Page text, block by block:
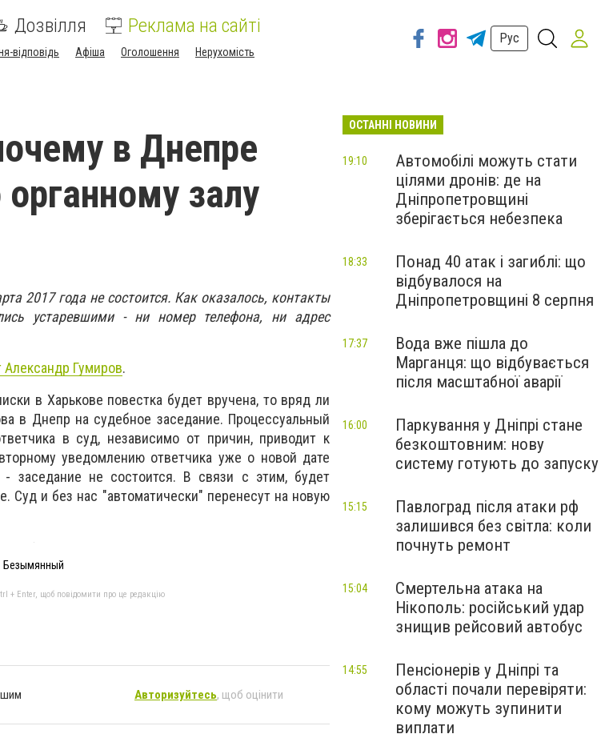
Дозвілля Реклама на сайті
відповідь Афіша Оголошення Нерухомість
Рус
в Днепре
залу
2017 года не состоится. Как оказалось, контакты
устаревшими - ни номер телефона, ни адрес
Александр Гумиров.
в Харькове повестка будет вручена, то вряд ли
в Днепр на судебное заседание. Процессуальный
в суд, независимо от причин, приводит к
уведомлению ответчика уже о новой дате
заседание не состоится. В связи с этим, будет
Суд и без нас "автоматически" перенесут на новую
Безымянный
+ Enter, щоб повідомити про це редакцію
Авторизуйтесь, щоб оцінити
ОСТАННІ НОВИНИ
Автомобілі можуть стати
цілями дронів: де на
Дніпропетровщині
зберігається небезпека
19:10
Понад 40 атак і загиблі: що
відбувалося на
Дніпропетровщині 8 серпня
18:33
Вода вже пішла до
Марганця: що відбувається
після масштабної аварії
17:37
Паркування у Дніпрі стане
безкоштовним: нову
систему готують до запуску
16:00
Павлоград після атаки рф
залишився без світла: коли
почнуть ремонт
15:15
Смертельна атака на
Нікополь: російський удар
знищив рейсовий автобус
15:04
Пенсіонерів у Дніпрі та
області почали перевіряти:
кому можуть зупинити
виплати
14:55